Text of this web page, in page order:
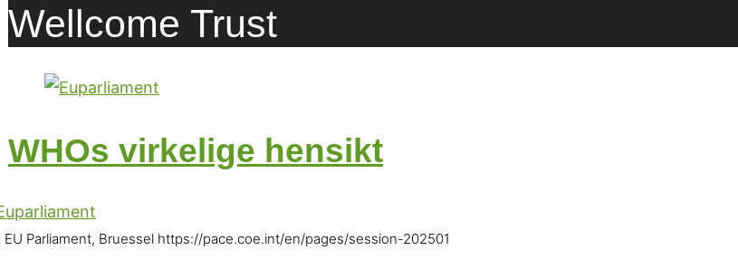
Wellcome Trust
WHOs virkelige hensikt
EU Parliament, Bruessel https://pace.coe.int/en/pages/session-202501